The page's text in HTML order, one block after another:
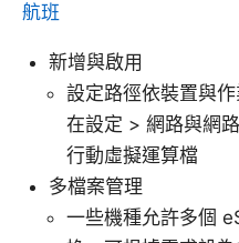
航班
新增與啟用
設定路徑依裝置與
在設定 > 網路與網
行動虛擬運算檔
多檔案管理
一些機種允許多個